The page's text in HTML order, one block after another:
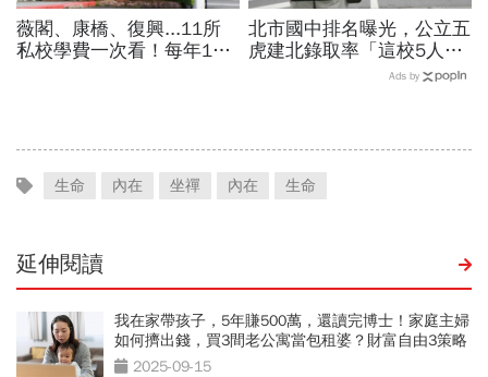
薇閣、康橋、復興...11所
私校學費一次看！每年100
北市國中排名曝光，公立五
虎建北錄取率「這校5人就
1人考上」！前輩親揭亮麗
Ads by
生命 內在 坐禪 內在 生命
延伸閱讀
我在家帶孩子，5年賺500萬，還讀完博士！家庭主婦
如何擠出錢，買3間老公寓當包租婆？財富自由3策略
2025-09-15